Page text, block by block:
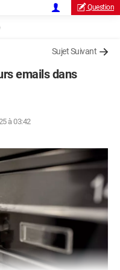
Question
Sujet Suivant
emails dans
à 03:42